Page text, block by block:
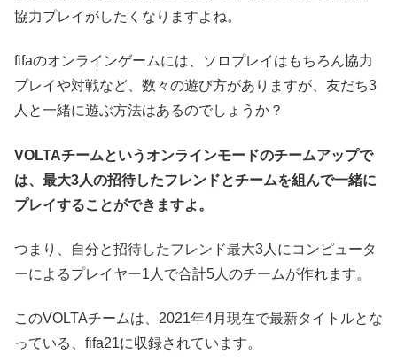
協力プレイがしたくなりますよね。
fifaのオンラインゲームには、ソロプレイはもちろん協力
プレイや対戦など、数々の遊び方がありますが、友だち3
人と一緒に遊ぶ方法はあるのでしょうか？
VOLTAチームというオンラインモードのチームアップで
は、最大3人の招待したフレンドとチームを組んで一緒に
プレイすることができますよ。
つまり、自分と招待したフレンド最大3人にコンピュータ
ーによるプレイヤー1人で合計5人のチームが作れます。
このVOLTAチームは、2021年4月現在で最新タイトルとな
っている、fifa21に収録されています。